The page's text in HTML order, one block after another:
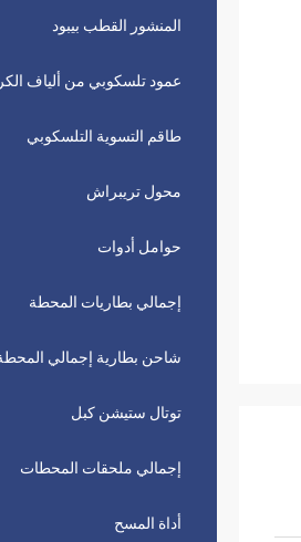
المنشور القطب بيبود
عمود تلسكوبي من ألياف
طاقم التسوية التلسكوبي
محول تريبراش
حوامل أدوات
إجمالي بطاريات المحطة
شاحن بطارية إجمالي
توتال ستيشن كبل
إجمالي ملحقات المحطات
أداة المسح